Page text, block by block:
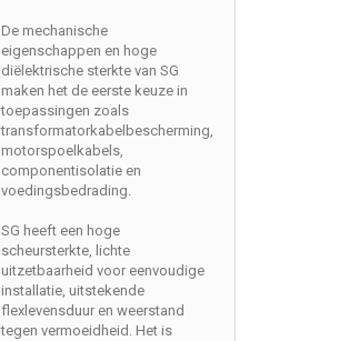
De mechanische
eigenschappen en hoge
diëlektrische sterkte van SG
maken het de eerste keuze in
toepassingen zoals
transformatorkabelbescherming,
motorspoelkabels,
componentisolatie en
voedingsbedrading.
SG heeft een hoge
scheursterkte, lichte
uitzetbaarheid voor eenvoudige
installatie, uitstekende
flexlevensduur en weerstand
tegen vermoeidheid. Het is